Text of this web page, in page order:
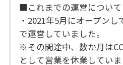
■これまでの運営について
・2021年5月にオープン
で運営していました。
※その間途中、数か月は
として営業を休業していま